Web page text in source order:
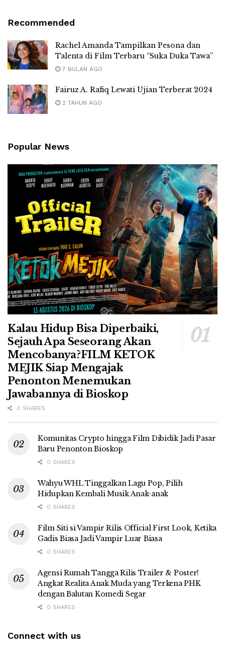
Recommended
Rachel Amanda Tampilkan Pesona dan
Talenta di Film Terbaru “Suka Duka Tawa”
7 BULAN AGO
Fairuz A. Rafiq Lewati Ujian Terberat 2024
2 TAHUN AGO
Popular News
Kalau Hidup Bisa Diperbaiki,
Sejauh Apa Seseorang Akan
Mencobanya?FILM KETOK
MEJIK Siap Mengajak
Penonton Menemukan
Jawabannya di Bioskop
0 SHARES
Komunitas Crypto hingga Film Dibidik Jadi Pasar
Baru Penonton Bioskop
0 SHARES
Wahyu WHL Tinggalkan Lagu Pop, Pilih
Hidupkan Kembali Musik Anak-anak
0 SHARES
Film Siti si Vampir Rilis Official First Look, Ketika
Gadis Biasa Jadi Vampir Luar Biasa
0 SHARES
Agensi Rumah Tangga Rilis Trailer & Poster!
Angkat Realita Anak Muda yang Terkena PHK
dengan Balutan Komedi Segar
0 SHARES
Connect with us